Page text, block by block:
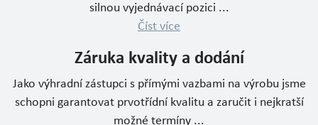
silnou vyjednávací pozici ...
Číst více
Záruka kvality a dodání
Jako výhradní zástupci s přímými vazbami na výrobu jsme
schopni garantovat prvotřídní kvalitu a zaručit i nejkratší
možné termíny ...